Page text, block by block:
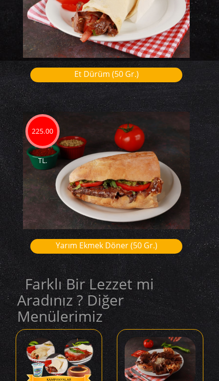
Et Dürüm (50 Gr.)
225.00
TL.
Yarım Ekmek Döner (50 Gr.)
Farklı Bir Lezzet mi
Aradınız ? Diğer
Menülerimiz